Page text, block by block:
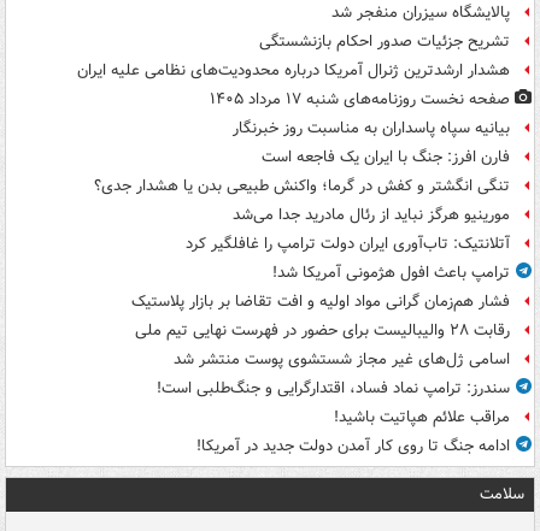
پالایشگاه سیزران منفجر شد
تشریح جزئیات صدور احکام بازنشستگی
هشدار ارشدترین ژنرال آمریکا درباره محدودیت‌های نظامی علیه ایران
صفحه نخست روزنامه‌های شنبه ۱۷ مرداد ۱۴۰۵
بیانیه سپاه پاسداران به مناسبت روز خبرنگار
فارن افرز: جنگ با ایران یک فاجعه است
تنگی انگشتر و کفش در گرما؛ واکنش طبیعی بدن یا هشدار جدی؟
مورینیو هرگز نباید از رئال مادرید جدا می‌شد
آتلانتیک: تاب‌آوری ایران دولت ترامپ را غافلگیر کرد
ترامپ باعث افول هژمونی آمریکا شد!
فشار هم‌زمان گرانی مواد اولیه و افت تقاضا بر بازار پلاستیک
رقابت ۲۸ والیبالیست برای حضور در فهرست نهایی تیم ملی
اسامی ژل‌های غیر مجاز شستشوی پوست منتشر شد
سندرز: ترامپ نماد فساد، اقتدارگرایی و جنگ‌طلبی است!
مراقب علائم هپاتیت باشید!
ادامه جنگ تا روی کار آمدن دولت جدید در آمریکا!
سلامت